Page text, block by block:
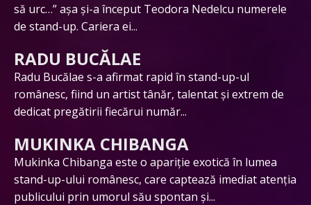
să urc…” așa și-a început Teodora Nedelcu numerele
de stand-up. Cariera ei...
RADU BUCĂLAE
Radu Bucălae s-a afirmat rapid în stand-up-ul
românesc, fiind un artist tânăr, talentat și extrem de
dedicat pregătirii fiecărui număr...
MUKINKA CHIBANGA
Mukinka Chibanga este o apariție exotică în lumea
stand-up-ului românesc, care captează imediat atenția
publicului prin umorul său spontan și...